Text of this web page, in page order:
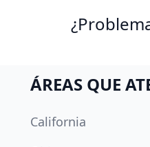
ÁREAS QUE
California